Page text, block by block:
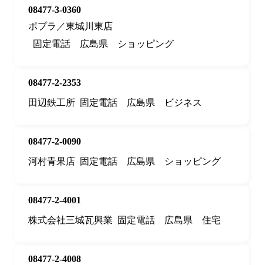
08477-3-0360
ポプラ／東城川東店
固定電話
広島県 ショッピング
08477-2-2353
田辺鉄工所 固定電話 広島県 ビジネス
08477-2-0090
河村青果店 固定電話 広島県 ショッピング
08477-2-4001
株式会社三城瓦興業
固定電話 広島県 住宅
08477-2-4008